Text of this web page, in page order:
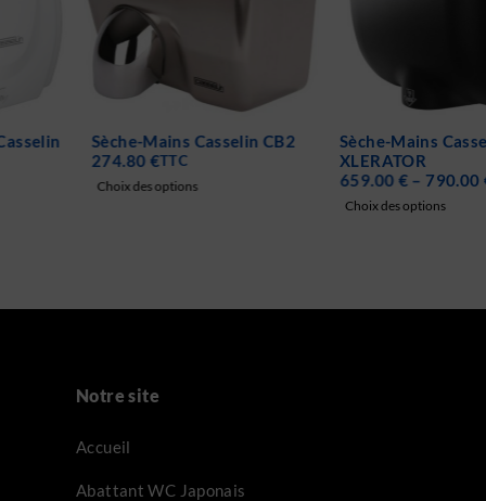
Sèche-Mains Casselin CB2
TTC
Choix des options
Sèche-Mains Casselin
XLERATOR
–790.00€ TTC
Choix des options
Notre site
Accueil
Abattant WC Japonais